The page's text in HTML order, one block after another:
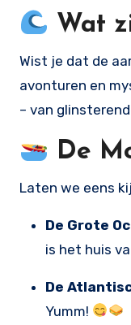
Wat
Wist je dat de
avonturen en
– van
De
Laten we eens
De Grote
is het huis
De
Yumm!